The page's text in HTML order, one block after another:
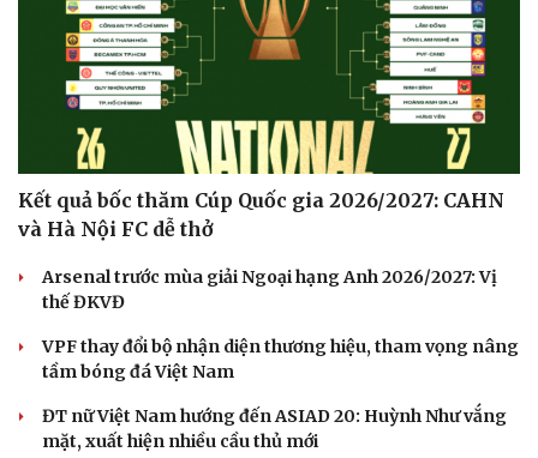
Kết quả bốc thăm Cúp Quốc gia 2026/2027: CAHN
và Hà Nội FC dễ thở
Arsenal trước mùa giải Ngoại hạng Anh 2026/2027: Vị
thế ĐKVĐ
VPF thay đổi bộ nhận diện thương hiệu, tham vọng nâng
tầm bóng đá Việt Nam
ĐT nữ Việt Nam hướng đến ASIAD 20: Huỳnh Như vắng
mặt, xuất hiện nhiều cầu thủ mới